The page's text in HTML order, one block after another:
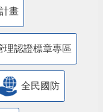
畫
理認證標章專區
全民國防